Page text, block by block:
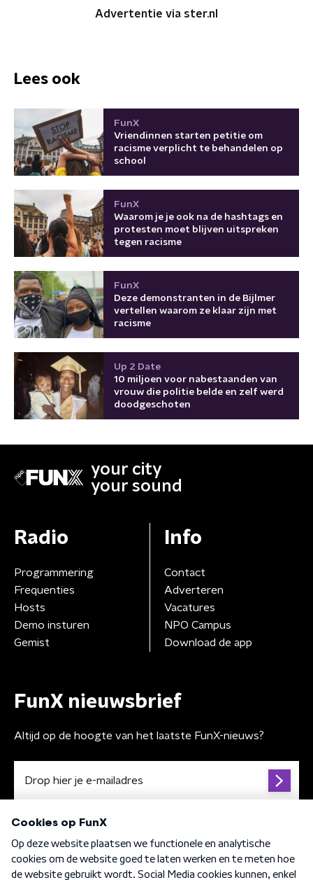
Advertentie via ster.nl
Lees ook
FunX
Vriendinnen starten petitie om
racisme verplicht te behandelen op
school
FunX
Waarom je je ook na de hashtags en
protesten moet blijven uitspreken
tegen racisme
FunX
Deze demonstranten in de Bijlmer
vertellen waarom ze klaar zijn met
racisme
Up 2 Date
10 miljoen voor nabestaanden van
vrouw die politie belde en zelf werd
doodgeschoten
your city
your sound
Radio
Programmering
Frequenties
Hosts
Demo insturen
Gemist
Info
Contact
Adverteren
Vacatures
NPO Campus
Download de app
FunX nieuwsbrief
Altijd op de hoogte van het laatste FunX-nieuws?